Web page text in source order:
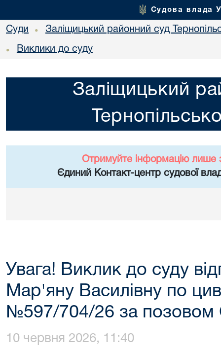
Судова влада
Суди • Заліщицький районний суд
• Виклики до суду
Заліщицький
Отримуйте інформацію лише
Єдиний Контакт-центр судової
Увага! Виклик до суду
Мар'яну Василівну по
№597/704/26 за позовом
10 червня 2026, 11:40